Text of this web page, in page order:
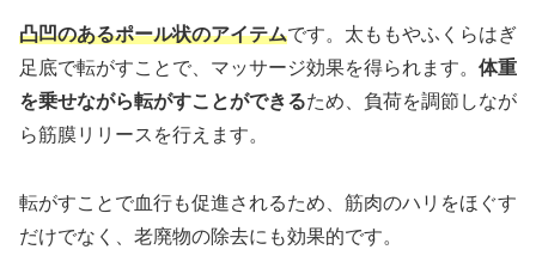
凸凹のあるポール状のアイテムです。太ももやふくらはぎ
足底で転がすことで、マッサージ効果を得られます。 体重
を乗せながら転がすことができるため、負荷を調節しなが
ら筋膜リリースを行えます。
転がすことで血行も促進されるため、筋肉のハリをほぐす
だけでなく、老廃物の除去にも効果的です。